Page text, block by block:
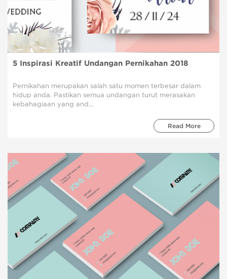
5 Inspirasi Kreatif Undangan Pernikahan 2018
Pernikahan merupakan salah satu momen terbesar dalam
hidup anda. Pastikan semua undangan turut merasakan
kebahagiaan yang and...
Read More